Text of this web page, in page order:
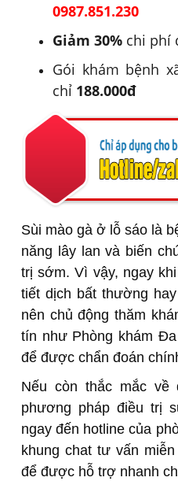
0987.851.230
Giảm 30% chi phí
Gói khám bệnh
chỉ 188.000đ
Sùi mào gà ở lỗ sáo là
năng lây lan và biến
trị sớm. Vì vậy, ngay
tiết dịch bất thường
nên chủ động thăm
tín như Phòng khám
để được chẩn đoán
Nếu còn thắc mắc về
phương pháp điều trị
ngay đến hotline của
khung chat tư vấn
để được hỗ trợ nhanh